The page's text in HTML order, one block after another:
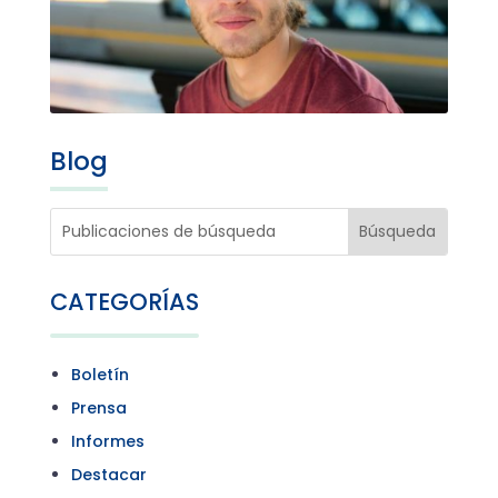
Blog
CATEGORÍAS
Boletín
Prensa
Informes
Destacar